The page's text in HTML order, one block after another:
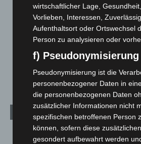
Hannover Klassik Open Air 2026:
Maschpark
2. August 2026
Sicherheitsplattform für Europa
2. August 2026
Kategorien
wirtschaftlicher Lage,
Vorlieben, Interessen,
Aufenthaltsort oder Ortswechsel
Person zu analysieren oder
f) Pseudonymisierung
Pseudonymisierung ist die
personenbezogener Daten in
die personenbezogenen Daten
zusätzlicher Informationen nicht
spezifischen betroffenen Person
können, sofern diese
gesondert aufbewahrt werden